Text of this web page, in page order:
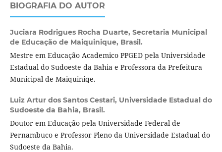
BIOGRAFIA DO AUTOR
Juciara Rodrigues Rocha Duarte, Secretaria Municipal
de Educação de Maiquinique, Brasil.
Mestre em Educação Academico PPGED pela Universidade
Estadual do Sudoeste da Bahia e Professora da Prefeitura
Municipal de Maiquiniqe.
Luiz Artur dos Santos Cestari, Universidade Estadual do
Sudoeste da Bahia, Brasil.
Doutor em Educação pela Universidade Federal de
Pernambuco e Professor Pleno da Universidade Estadual do
Sudoeste da Bahia.